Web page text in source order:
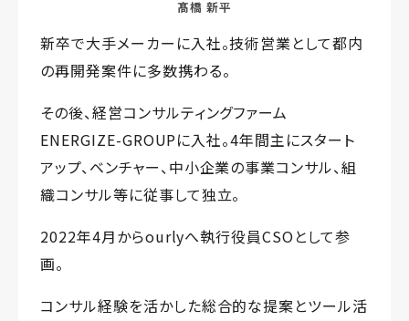
髙橋 新平
新卒で大手メーカーに入社。技術営業として都内
の再開発案件に多数携わる。
その後、経営コンサルティングファーム
ENERGIZE-GROUPに入社。4年間主にスタート
アップ、ベンチャー、中小企業の事業コンサル、組
織コンサル等に従事して独立。
2022年4月からourlyへ執行役員CSOとして参
画。
コンサル経験を活かした総合的な提案とツール活